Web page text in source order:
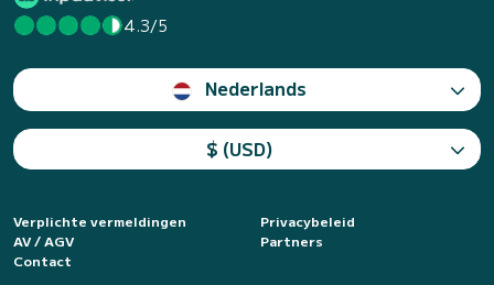
4.3/5
Nederlands
$ (USD)
Verplichte vermeldingen
Privacybeleid
AV / AGV
Partners
Contact